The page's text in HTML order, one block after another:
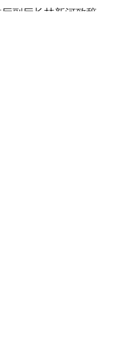
副厅长林新河致辞